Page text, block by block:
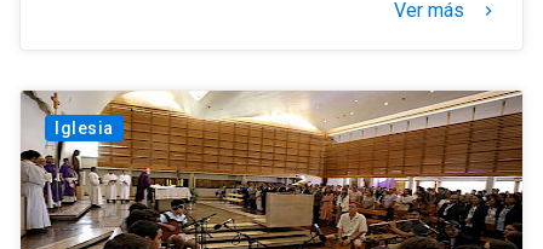
Ver más keyboard_arrow_right
Iglesia